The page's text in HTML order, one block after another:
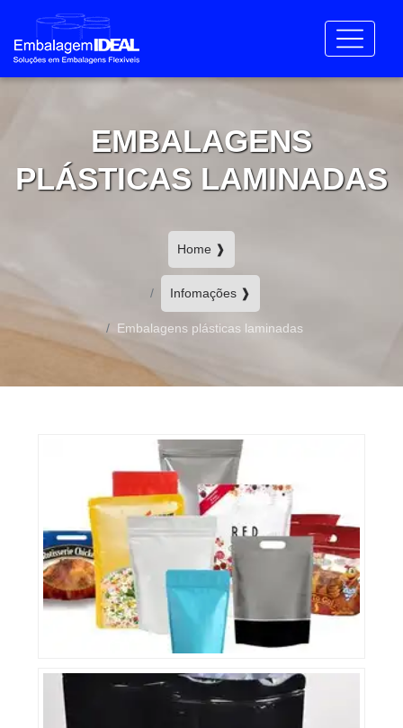
EMBALAGENS
PLÁSTICAS LAMINADAS
Home ❱
Infomações ❱
Embalagens plásticas laminadas